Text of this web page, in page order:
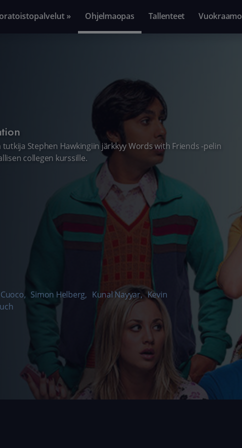
» Ohjelmaopas Tallenteet Vuokraamo
Stephen Hawkingiin järkkyy Words with Friends -pelin
collegen kurssille.
, Simon Helberg, Kunal Nayyar, Kevin